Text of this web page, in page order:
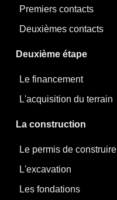
Premiers contacts
Deuxièmes contacts
Deuxième étape
Le financement
L'acquisition du terrain
La construction
Le permis de construire
L'excavation
Les fondations